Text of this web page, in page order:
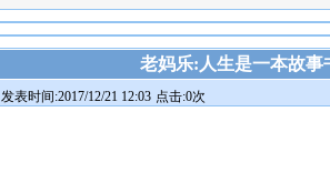
老妈乐:人生是一本故
发表时间:2017/12/21 12:03 点击:0次